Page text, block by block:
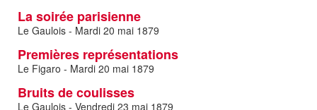
La soirée parisienne
Le Gaulois - Mardi 20 mai 1879
Premières représentations
Le Figaro - Mardi 20 mai 1879
Bruits de coulisses
Le Gaulois - Vendredi 23 mai 1879